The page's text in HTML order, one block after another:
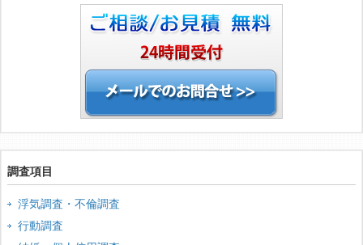
調査項目
浮気調査・不倫調査
行動調査